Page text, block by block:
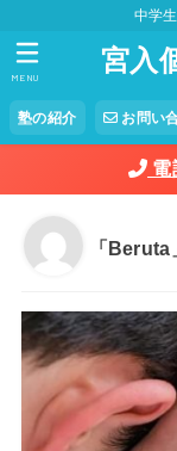
中学
宮入
塾の紹介 お問い
MENU
電
「